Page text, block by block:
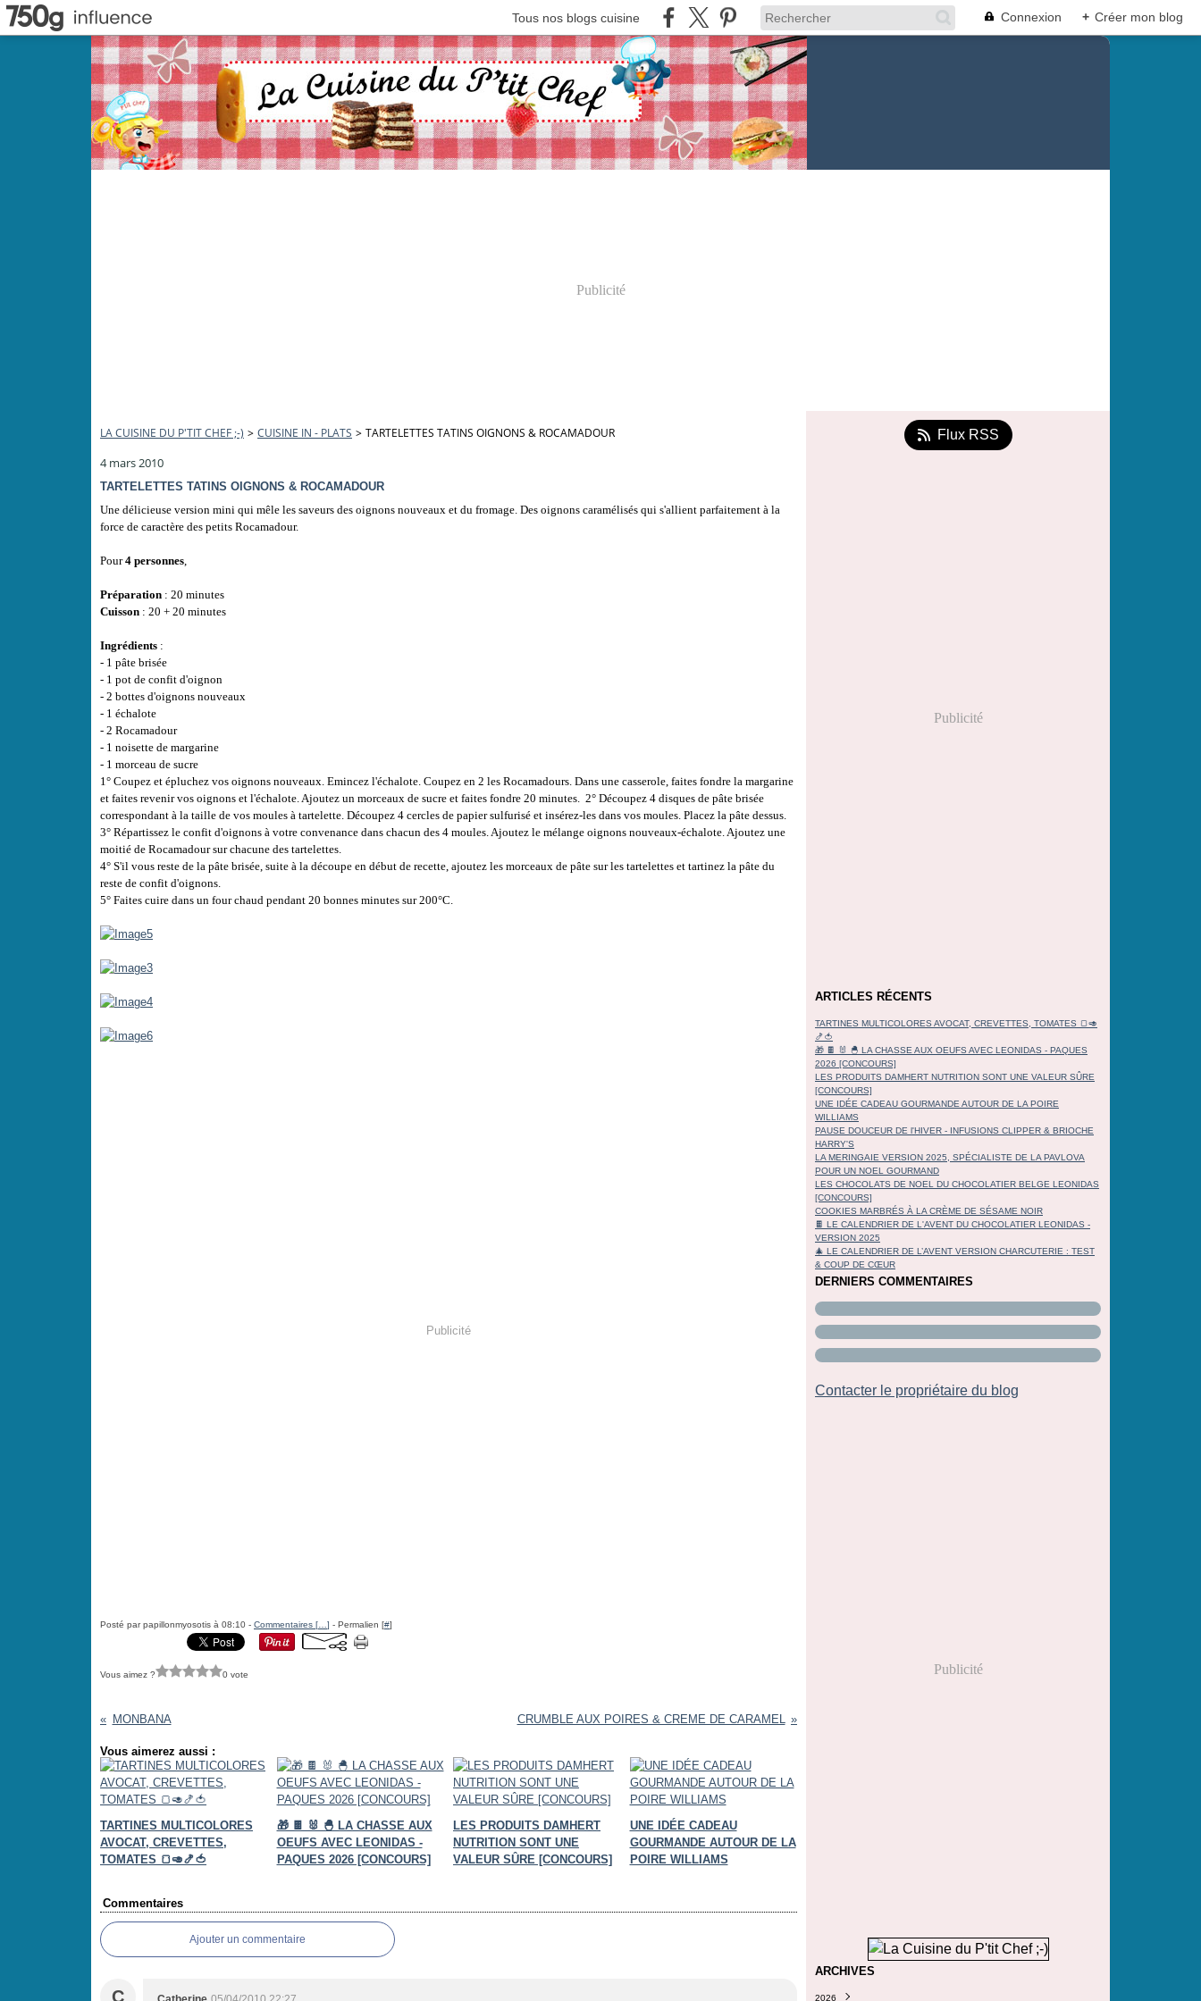
Tous nos blogs cuisine Connexion + Créer mon blog
Publicité
LA CUISINE DU P'TIT CHEF ;-) > CUISINE IN - PLATS > TARTELETTES TATINS OIGNONS & ROCAMADOUR
4 mars 2010
TARTELETTES TATINS OIGNONS & ROCAMADOUR
Une délicieuse version mini qui mêle les saveurs des oignons nouveaux et du fromage. Des oignons caramélisés qui s'allient parfaitement à la
force de caractère des petits Rocamadour.
Pour4 personnes,
Préparation : 20 minutes
Cuisson : 20 + 20 minutes
Ingrédients :
- 1 pâte brisée
- 1 pot de confit d'oignon
- 2 bottes d'oignons nouveaux
- 1 échalote
- 2 Rocamadour
- 1 noisette de margarine
- 1 morceau de sucre
1° Coupez et épluchez vos oignons nouveaux. Emincez l'échalote. Coupez en 2 les Rocamadours. Dans une casserole, faites fondre la margarine
et faites revenir vos oignons et l'échalote. Ajoutez un morceaux de sucre et faites fondre 20 minutes. 2° Découpez 4 disques de pâte brisée
correspondant à la taille de vos moules à tartelette. Découpez 4 cercles de papier sulfurisé et insérez-les dans vos moules. Placez la pâte dessus.
3° Répartissez le confit d'oignons à votre convenance dans chacun des 4 moules. Ajoutez le mélange oignons nouveaux-échalote. Ajoutez une
moitié de Rocamadour sur chacune des tartelettes.
4° S'il vous reste de la pâte brisée, suite à la découpe en début de recette, ajoutez les morceaux de pâte sur les tartelettes et tartinez la pâte du
reste de confit d'oignons.
5° Faites cuire dans un four chaud pendant 20 bonnes minutes sur 200°C.
Publicité
Posté par papillonmyosotis à 08:10 - Commentaires [ ] - Permalien [#]
Vous aimez ? 0 vote
MONBANA CRUMBLE AUX POIRES & CREME DE CARAMEL
Vous aimerez aussi :
TARTINES MULTICOLORES
AVOCAT, CREVETTES,
TOMATES 🍞🥑🍤🍅
🎁 🍫 🐰 🐣 LA CHASSE AUX
OEUFS AVEC LEONIDAS -
PAQUES 2026 [CONCOURS]
LES PRODUITS DAMHERT
NUTRITION SONT UNE
VALEUR SÛRE [CONCOURS]
UNE IDÉE CADEAU
GOURMANDE AUTOUR DE LA
POIRE WILLIAMS
Commentaires
Ajouter un commentaire
C
Flux RSS
Publicité
ARTICLES RÉCENTS
TARTINES MULTICOLORES AVOCAT, CREVETTES, TOMATES 🍞🥑
🍤🍅
🎁 🍫 🐰 🐣 LA CHASSE AUX OEUFS AVEC LEONIDAS - PAQUES
2026 [CONCOURS]
LES PRODUITS DAMHERT NUTRITION SONT UNE VALEUR SÛRE
[CONCOURS]
UNE IDÉE CADEAU GOURMANDE AUTOUR DE LA POIRE
WILLIAMS
PAUSE DOUCEUR DE l'HIVER - INFUSIONS CLIPPER & BRIOCHE
HARRY'S
LA MERINGAIE VERSION 2025, SPÉCIALISTE DE LA PAVLOVA
POUR UN NOEL GOURMAND
LES CHOCOLATS DE NOEL DU CHOCOLATIER BELGE LEONIDAS
[CONCOURS]
COOKIES MARBRÉS À LA CRÈME DE SÉSAME NOIR
🍫 LE CALENDRIER DE L'AVENT DU CHOCOLATIER LEONIDAS -
VERSION 2025
🎄 LE CALENDRIER DE L’AVENT VERSION CHARCUTERIE : TEST
& COUP DE CŒUR
DERNIERS COMMENTAIRES
Contacter le propriétaire du blog
Publicité
ARCHIVES
2026